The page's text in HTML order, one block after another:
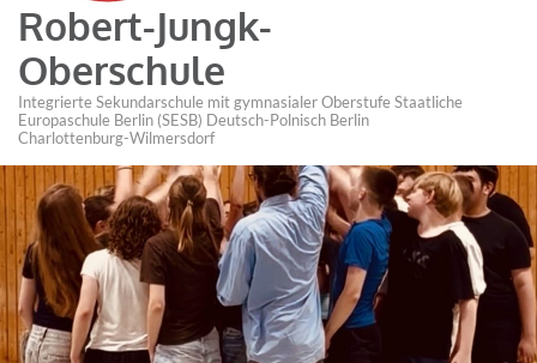
Robert-Jungk-
Oberschule
Integrierte Sekundarschule mit gymnasialer Oberstufe Staatliche
Europaschule Berlin (SESB) Deutsch-Polnisch Berlin
Charlottenburg-Wilmersdorf